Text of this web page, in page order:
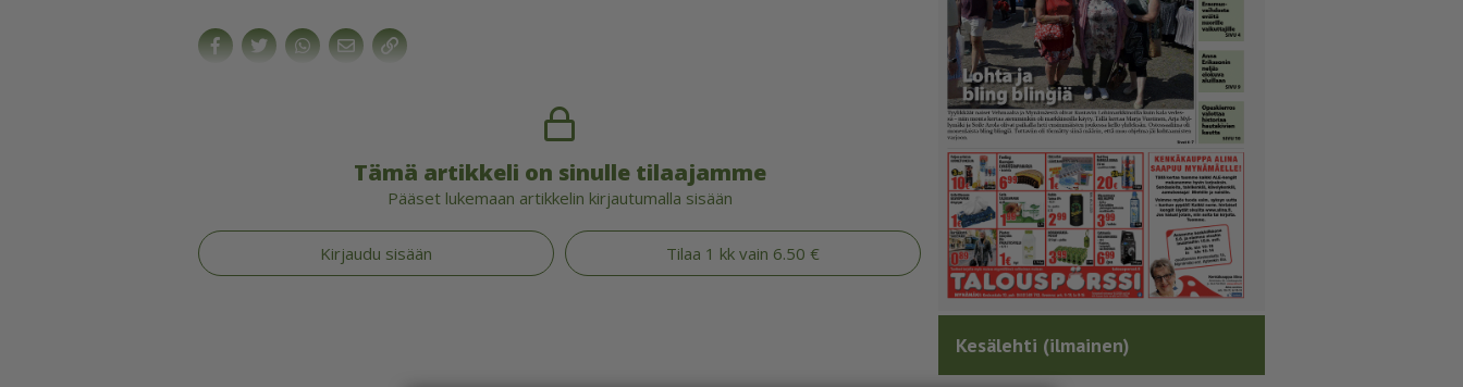
Tämä artikkeli on sinulle tilaajamme
Pääset lukemaan artikkelin kirjautumalla sisään
Kirjaudu sisään Tilaa 1 kk vain 6.50 €
Kesälehti (ilmainen)